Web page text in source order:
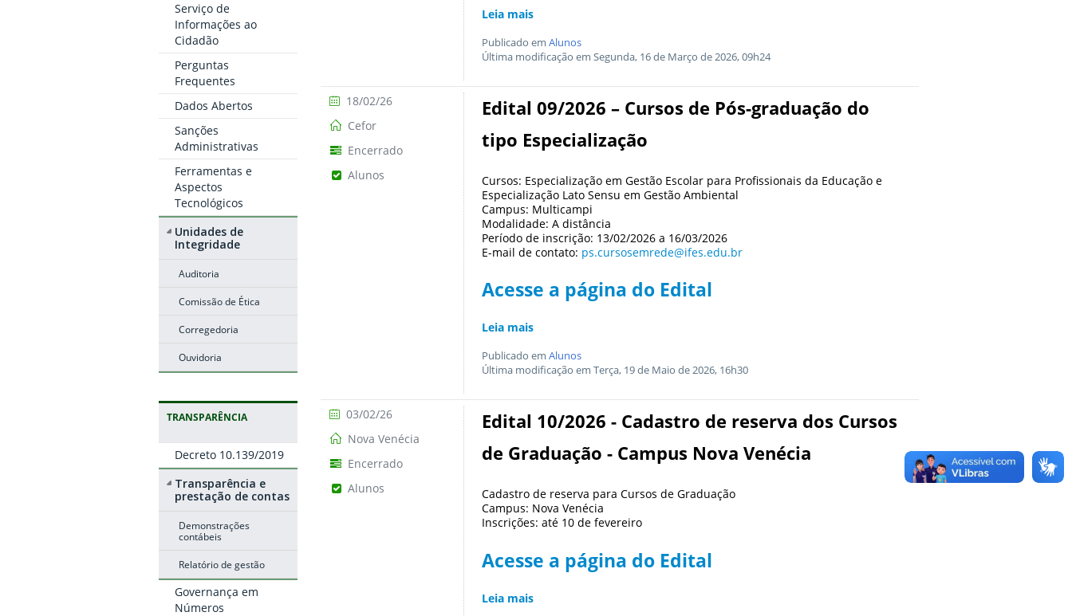
Serviço de
Informações ao
Cidadão
Perguntas
Frequentes
Dados Abertos
Sanções
Administrativas
Ferramentas e
Aspectos
Tecnológicos
Unidades de
Integridade
Auditoria
Comissão de Ética
Corregedoria
Ouvidoria
TRANSPARÊNCIA
Decreto 10.139/2019
Transparência e
prestação de contas
Demonstrações
contábeis
Relatório de gestão
Governança em
Números
Leia mais
Publicado em Alunos
Última modificação em Segunda, 16 de Março de 2026, 09h24
Edital 09/2026 – Cursos de Pós-graduação do
tipo Especialização
Cursos: Especialização em Gestão Escolar para Profissionais da Educação e
Especialização Lato Sensu em Gestão Ambiental
Campus: Multicampi
Modalidade: A distância
Período de inscrição: 13/02/2026 a 16/03/2026
E-mail de contato: ps.cursosemrede@ifes.edu.br
Acesse a página do Edital
Leia mais
Publicado em Alunos
Última modificação em Terça, 19 de Maio de 2026, 16h30
18/02/26
Cefor
Encerrado
Alunos
Edital 10/2026 - Cadastro de reserva dos Cursos
de Graduação - Campus Nova Venécia
Cadastro de reserva para Cursos de Graduação
Campus: Nova Venécia
Inscrições: até 10 de fevereiro
Acesse a página do Edital
Leia mais
03/02/26
Nova Venécia
Encerrado
Alunos